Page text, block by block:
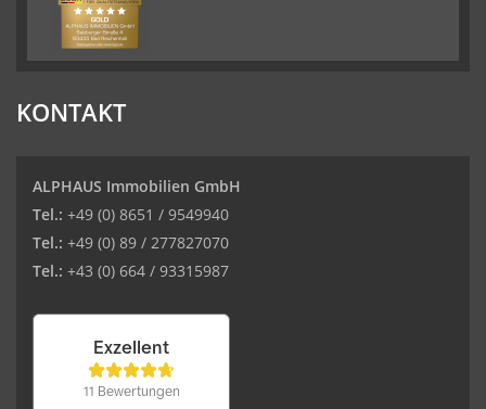
KONTAKT
ALPHAUS Immobilien GmbH
Tel.: +49 (0) 8651 / 9549940
Tel.: +49 (0) 89 / 277827070
Tel.: +43 (0) 664 / 93315987